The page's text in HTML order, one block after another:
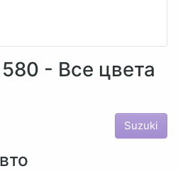
- Все цвета
Suzuki